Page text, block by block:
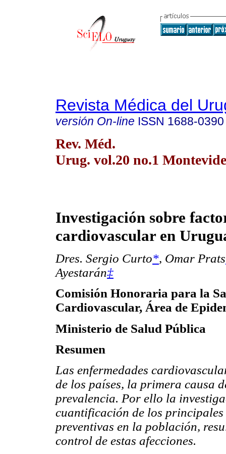
Revista Médica del
versión On-line ISSN 1688-0390
Rev. Méd.
Urug. vol.20 no.1
Investigación sobre
cardiovascular en
Dres. Sergio Curto*, Omar Prats
Ayestarán‡
Comisión Honoraria para la
Cardiovascular, Área de
Ministerio de Salud Pública
Resumen
Las enfermedades
de los países, la primera causa
prevalencia. Por ello la
cuantificación de los
preventivas en la población,
control de estas afecciones.